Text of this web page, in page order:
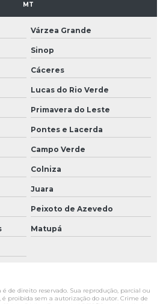
MT
Várzea Grande
Sinop
Cáceres
Lucas do Rio Verde
Primavera do Leste
Pontes e Lacerda
Campo Verde
Colniza
Juara
Peixoto de Azevedo
Matupá
de direito reservado. Sua reprodução, parcial ou
é proibida sem a autorização do autor. Crime de